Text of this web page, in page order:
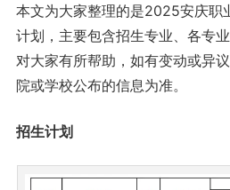
本文为大家整理的是2025安庆职
计划，主要包含招生专业、各专
对大家有所帮助，如有变动或异
院或学校公布的信息为准。
招生计划